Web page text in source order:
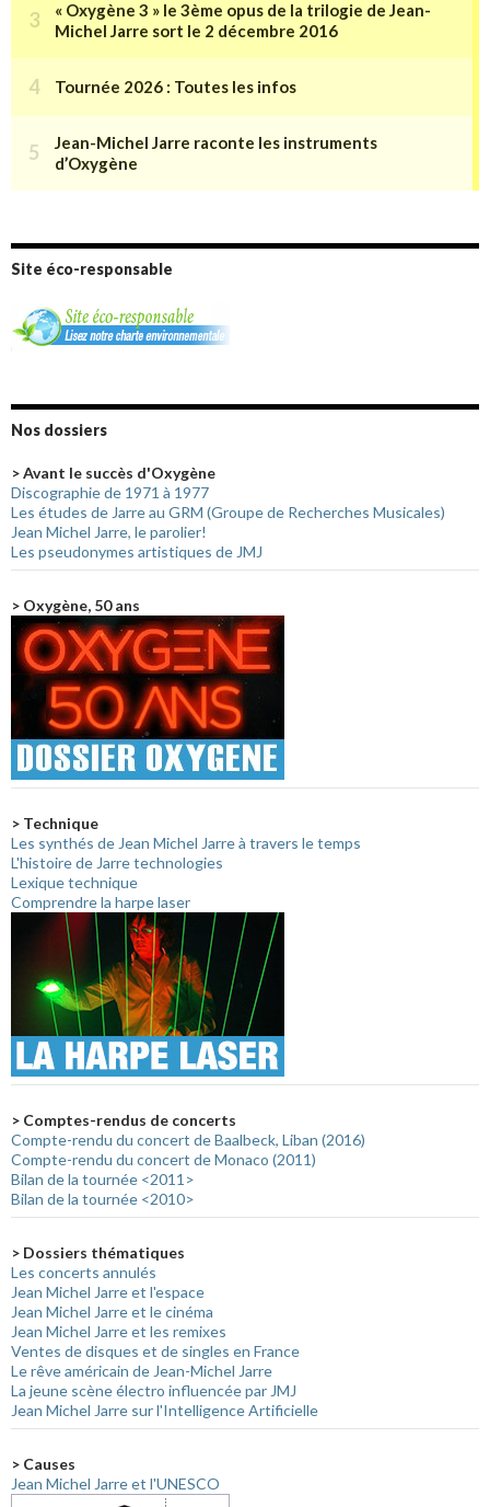
Site éco-responsable
Nos dossiers
> Avant le succès d'Oxygène
Discographie de 1971 à 1977
Les études de Jarre au GRM (Groupe de Recherches Musicales)
Jean Michel Jarre, le parolier!
Les pseudonymes artistiques de JMJ
> Oxygène, 50 ans
> Technique
Les synthés de Jean Michel Jarre à travers le temps
L'histoire de Jarre technologies
Lexique technique
Comprendre la harpe laser
> Comptes-rendus de concerts
Compte-rendu du concert de Baalbeck, Liban (2016)
Compte-rendu du concert de Monaco (2011)
Bilan de la tournée <2011>
Bilan de la tournée <2010>
> Dossiers thématiques
Les concerts annulés
Jean Michel Jarre et l'espace
Jean Michel Jarre et le cinéma
Jean Michel Jarre et les remixes
Ventes de disques et de singles en France
Le rêve américain de Jean-Michel Jarre
La jeune scène électro influencée par JMJ
Jean Michel Jarre sur l'Intelligence Artificielle
> Causes
Jean Michel Jarre et l'UNESCO